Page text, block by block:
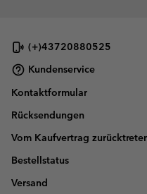
(+)43720880525
Kundenservice
Kontaktformular
Rücksendungen
Vom Kaufvertrag
Bestellstatus
Versand